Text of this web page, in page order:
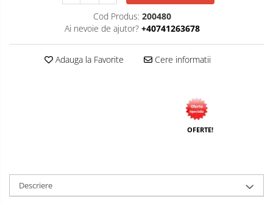
Cod Produs: 200480
Ai nevoie de ajutor? +40741263678
Adauga la Favorite Cere informatii
OFERTE!
Descriere